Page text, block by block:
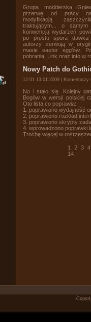
Grupa modderska
przerwę od pracy
modyfikacją
traktującym... o
konwencją wydarzeń
po prostu spora
autorzy serwują w
masie easter egg'ów.
pobrania. Link oraz info w
Nowy Patch do
12:01 13.01.2009 |
No i stało się. Kolejny
Bogów w wersji polskiej
Oto lista co poprawia:
1. poprawiono wydajność
2. poprawiono rozkład
3. poprawiono skrypty
4. wprowadzono poprawki
Trochę więcej w
1 2 3 4
14